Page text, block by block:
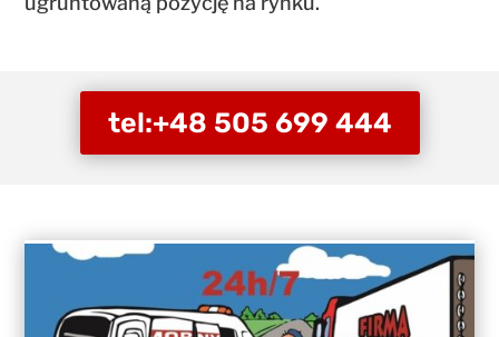
tel:+48 505 699 444